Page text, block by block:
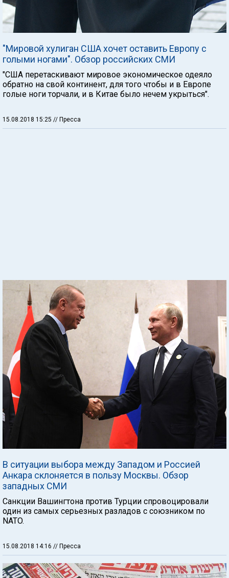
"Мировой хулиган США хочет оставить Европу с
голыми ногами". Обзор российских СМИ
"США перетаскивают мировое экономическое одеяло
обратно на свой континент, для того чтобы и в Европе
голые ноги торчали, и в Китае было нечем укрыться".
15.08.2018 15:25 // Пресса
В ситуации выбора между Западом и Россией
Анкара склоняется в пользу Москвы. Обзор
западных СМИ
Санкции Вашингтона против Турции спровоцировали
один из самых серьезных разладов с союзником по
NATO.
15.08.2018 14:16 // Пресса